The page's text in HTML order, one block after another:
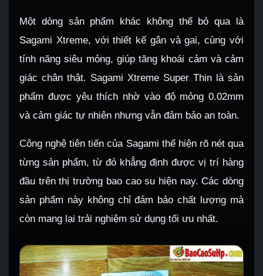
Một dòng sản phẩm khác không thể bỏ qua là
Sagami Xtreme, với thiết kế gân và gai, cùng với
tính năng siêu mỏng, giúp tăng khoái cảm và cảm
giác chân thật. Sagami Xtreme Super Thin là sản
phẩm được yêu thích nhờ vào độ mỏng 0.02mm
và cảm giác tự nhiên nhưng vẫn đảm bảo an toàn.
Công nghệ tiên tiến của Sagami thể hiện rõ nét qua
từng sản phẩm, từ đó khẳng định được vị trí hàng
đầu trên thị trường bao cao su hiện nay. Các dòng
sản phẩm này không chỉ đảm bảo chất lượng mà
còn mang lại trải nghiệm sử dụng tối ưu nhất.